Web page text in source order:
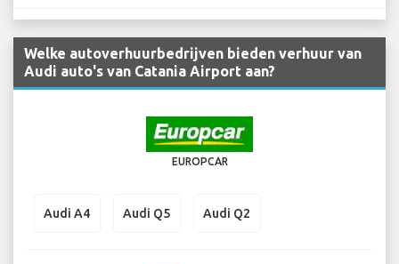
Welke autoverhuurbedrijven bieden verhuur van
Audi auto's van Catania Airport aan?
EUROPCAR
Audi A4 Audi Q5 Audi Q2